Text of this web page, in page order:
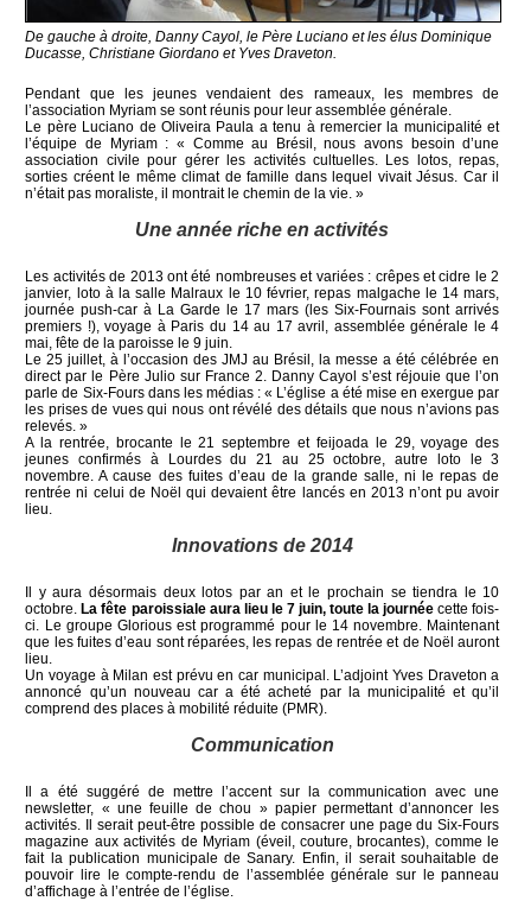
De gauche à droite, Danny Cayol, le Père Luciano et les élus Dominique
Ducasse, Christiane Giordano et Yves Draveton.
Pendant que les jeunes vendaient des rameaux, les membres de
l’association Myriam se sont réunis pour leur assemblée générale.
Le père Luciano de Oliveira Paula a tenu à remercier la municipalité et
l’équipe de Myriam : « Comme au Brésil, nous avons besoin d’une
association civile pour gérer les activités cultuelles. Les lotos, repas,
sorties créent le même climat de famille dans lequel vivait Jésus. Car il
n’était pas moraliste, il montrait le chemin de la vie. »
Une année riche en activités
Les activités de 2013 ont été nombreuses et variées : crêpes et cidre le 2
janvier, loto à la salle Malraux le 10 février, repas malgache le 14 mars,
journée push-car à La Garde le 17 mars (les Six-Fournais sont arrivés
premiers !), voyage à Paris du 14 au 17 avril, assemblée générale le 4
mai, fête de la paroisse le 9 juin.
Le 25 juillet, à l’occasion des JMJ au Brésil, la messe a été célébrée en
direct par le Père Julio sur France 2. Danny Cayol s’est réjouie que l’on
parle de Six-Fours dans les médias : « L’église a été mise en exergue par
les prises de vues qui nous ont révélé des détails que nous n’avions pas
relevés. »
A la rentrée, brocante le 21 septembre et feijoada le 29, voyage des
jeunes confirmés à Lourdes du 21 au 25 octobre, autre loto le 3
novembre. A cause des fuites d’eau de la grande salle, ni le repas de
rentrée ni celui de Noël qui devaient être lancés en 2013 n’ont pu avoir
lieu.
Innovations de 2014
Il y aura désormais deux lotos par an et le prochain se tiendra le 10
octobre. La fête paroissiale aura lieu le 7 juin, toute la journée cette fois-
ci. Le groupe Glorious est programmé pour le 14 novembre. Maintenant
que les fuites d’eau sont réparées, les repas de rentrée et de Noël auront
lieu.
Un voyage à Milan est prévu en car municipal. L’adjoint Yves Draveton a
annoncé qu’un nouveau car a été acheté par la municipalité et qu’il
comprend des places à mobilité réduite (PMR).
Communication
Il a été suggéré de mettre l’accent sur la communication avec une
newsletter, « une feuille de chou » papier permettant d’annoncer les
activités. Il serait peut-être possible de consacrer une page du Six-Fours
magazine aux activités de Myriam (éveil, couture, brocantes), comme le
fait la publication municipale de Sanary. Enfin, il serait souhaitable de
pouvoir lire le compte-rendu de l’assemblée générale sur le panneau
d’affichage à l’entrée de l’église.